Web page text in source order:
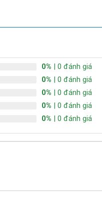
0% | 0 đánh giá
0% | 0 đánh giá
0% | 0 đánh giá
0% | 0 đánh giá
0% | 0 đánh giá